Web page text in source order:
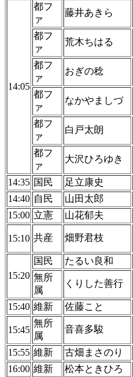
14:05
都フ
ァ
藤井あきら
都フ
ァ
荒木ちはる
都フ
ァ
おぎの稔
都フ
ァ
なかやましづ
都フ
ァ
白戸太朗
都フ
ァ
大沢ひろゆき
14:35 国民 足立康史
14:40 自民 山田太郎
15:00 立憲 山花郁夫
15:10 共産 畑野君枝
15:20
国民 たるい良和
無所
属
くりした善行
15:40 維新 佐藤こと
15:45
無所
属
音喜多駿
15:55 維新 古畑まさのり
16:00 維新 松本ときひろ